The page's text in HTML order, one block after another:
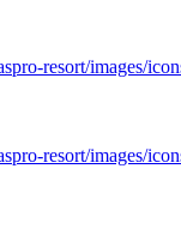
resort/images/
resort/images/